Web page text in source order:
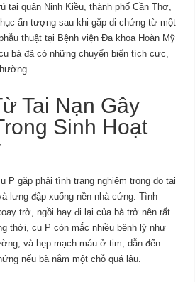
tại quận Ninh Kiều, thành phố Cần Thơ,
ấn tượng sau khi gặp di chứng từ một
thuật tại Bệnh viện Đa khoa Hoàn Mỹ
bà đã có những chuyển biến tích cực,
Tai Nạn Gây
Sinh Hoạt
gặp phải tình trạng nghiêm trọng do tai
lưng đập xuống nền nhà cứng. Tình
trở, ngồi hay đi lại của bà trở nên rất
thời, cụ P còn mắc nhiều bệnh lý như
và hẹp mạch máu ở tim, dẫn đến
nếu bà nằm một chỗ quá lâu.